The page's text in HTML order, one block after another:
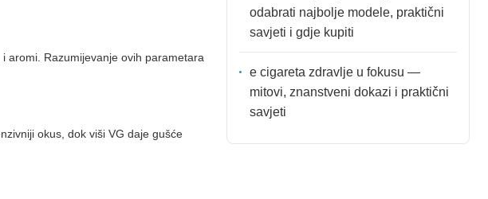
aromi. Razumijevanje ovih parametara
okus, dok viši VG daje gušće
odabrati najbolje modele, praktični
savjeti i gdje kupiti
e cigareta zdravlje u fokusu —
mitovi, znanstveni dokazi i praktični
savjeti